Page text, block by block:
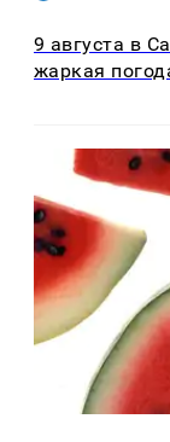
9 августа в
жаркая